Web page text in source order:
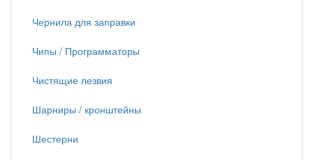
Чернила для заправки
Чипы / Программаторы
Чистящие лезвия
Шарниры / кронштейны
Шестерни